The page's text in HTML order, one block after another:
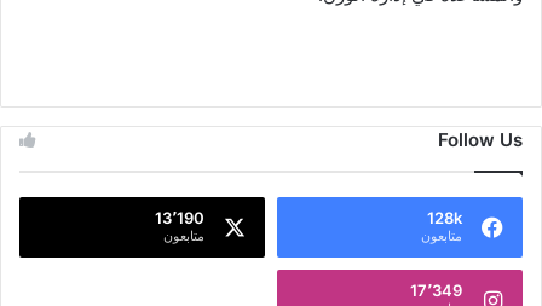
Follow Us
128k
متابعون
13٬190
متابعون
17٬349